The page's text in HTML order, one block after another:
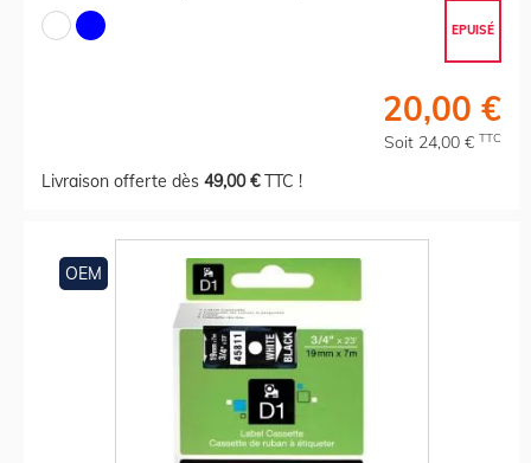
EPUISÉ
20,00 €
Soit 24,00 € TTC
Livraison offerte dès 49,00 €TTC !
OEM